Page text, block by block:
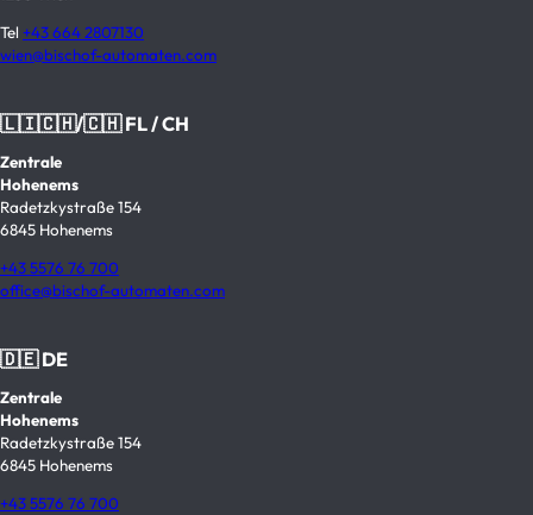
Tel +43 664 2807130
wien@bischof-automaten.com
🇱🇮🇨🇭/🇨🇭 FL / CH
Zentrale
Hohenems
Radetzkystraße 154
6845 Hohenems
+43 5576 76 700
office@bischof-automaten.com
🇩🇪 DE
Zentrale
Hohenems
Radetzkystraße 154
6845 Hohenems
+43 5576 76 700